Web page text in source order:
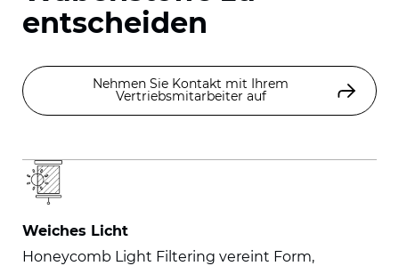
entscheiden
Nehmen Sie Kontakt mit Ihrem
Vertriebsmitarbeiter auf
Weiches Licht
Honeycomb Light Filtering vereint Form,